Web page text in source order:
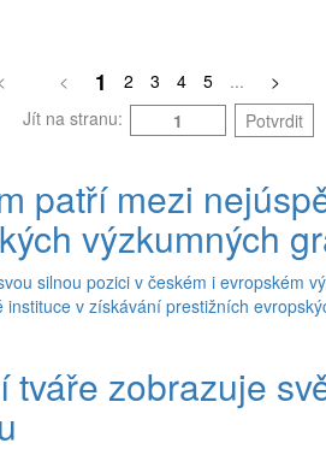
< 1 2 3 4 5 ... >
Jít na stranu:
Potvrdit
patří mezi
výzkumných
silnou pozici v českém i evropském
v získávání prestižních
tváře zobrazuje